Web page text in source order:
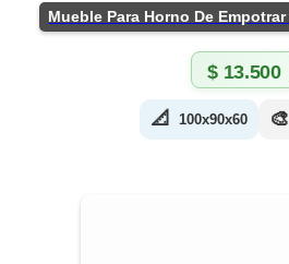
$13.500
📐 100x90x60 🎨